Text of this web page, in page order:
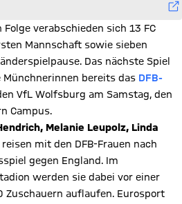
verabschieden sich 13 FC
Mannschaft sowie sieben
Das nächste Spiel
bereits das DFB-
VfL Wolfsburg am Samstag, den
Campus.
Melanie Leupolz, Linda
reisen mit den DFB-Frauen nach
gegen England. Im
werden sie dabei vor einer
Zuschauern auflaufen. Eurosport